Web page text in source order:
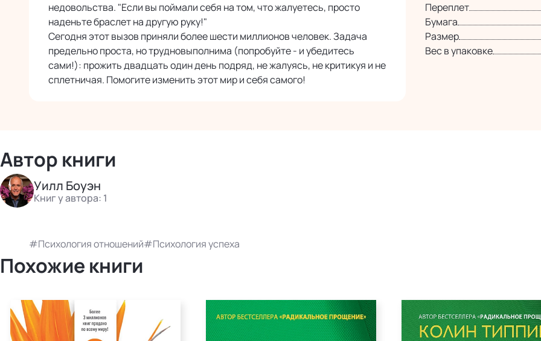
недовольства. "Если вы поймали себя на том, что жалуетесь, просто
наденьте браслет на другую руку!"
Сегодня этот вызов приняли более шести миллионов человек. Задача
предельно проста, но трудновыполнима (попробуйте - и убедитесь
сами!): прожить двадцать один день подряд, не жалуясь, не критикуя и не
сплетничая. Помогите изменить этот мир и себя самого!
Переплет
Бумага
Размер
Вес в упаковке
Автор книги
Уилл Боуэн
Книг у автора: 1
Психология отношений Психология успеха
Похожие книги